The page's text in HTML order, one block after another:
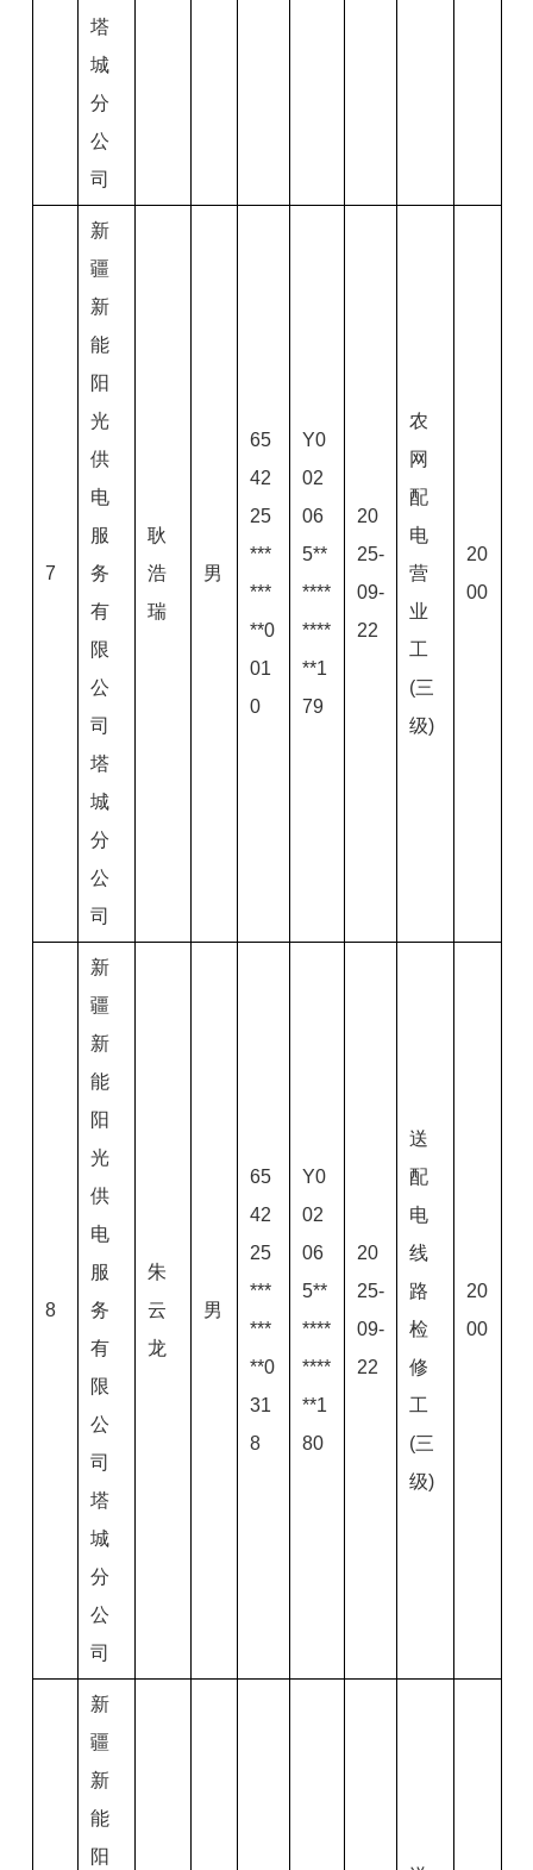
塔
城
分
公
司
7
新
疆
新
能
阳
光
供
电
服
务
有
限
公
司
塔
城
分
公
司
耿
浩
瑞
男
65
42
25
***
***
**0
01
0
Y0
02
06
5**
****
****
**1
79
20
25-
09-
22
农
网
配
电
营
业
工
(三
级)
20
00
8
新
疆
新
能
阳
光
供
电
服
务
有
限
公
司
塔
城
分
公
司
朱
云
龙
男
65
42
25
***
***
**0
31
8
Y0
02
06
5**
****
****
**1
80
20
25-
09-
22
送
配
电
线
路
检
修
工
(三
级)
20
00
新
疆
新
能
阳